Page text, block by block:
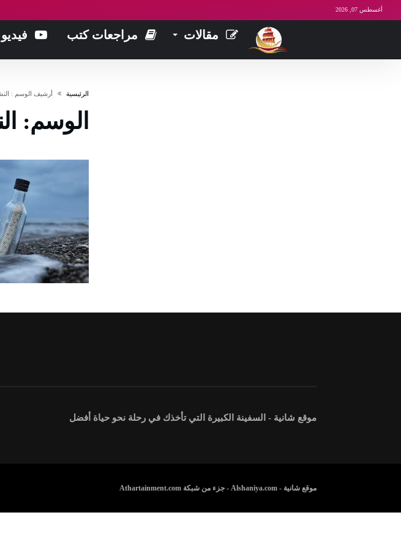
أغسطس 07, 2026
مقالات مراجعات كتب فيديو
‫الرئيسية‬ ‫أرشيف الوسم :‬
الوسم:
موقع شانية - السفينة الكبيرة التي تأخذك في رحلة نحو حياة أفضل
موقع شانية - Alshaniya.com - جزء من شبكة Athartainment.com